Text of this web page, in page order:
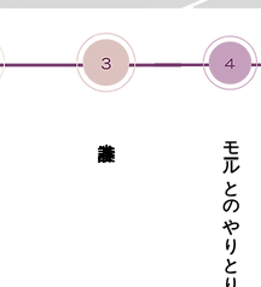
モールとのやりとり